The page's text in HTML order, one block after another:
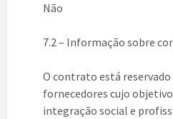
Não
7.2 – Informação sobre
O contrato está reservado
fornecedores cujo
integração social e